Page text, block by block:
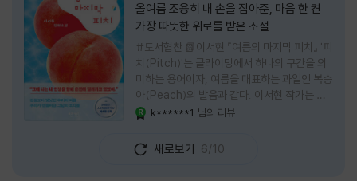
올여름 조용히 내 손을 잡아준, 마음 한 켠
가장 따뜻한 위로를 받은 소설
#도서협찬 📗이서현 『여름의 마지막 피치』 '피
치(Pitch)'는 클라이밍에서 하나의 구간을 의
미하는 용어이자, 여름을 대표하는 과일인 복숭
아(Peach)의 발음과 같다. 이서현 작가는 이
중의적인 제목 안에 소설이 전하고 싶은 메시지
럼 가장 달콤하고 찬란한 계절인 여름. 하지만
그 여름도 끝이 있다. 그리고 클라이밍의 피치
k******1 님의 리뷰
새로보기 6/10